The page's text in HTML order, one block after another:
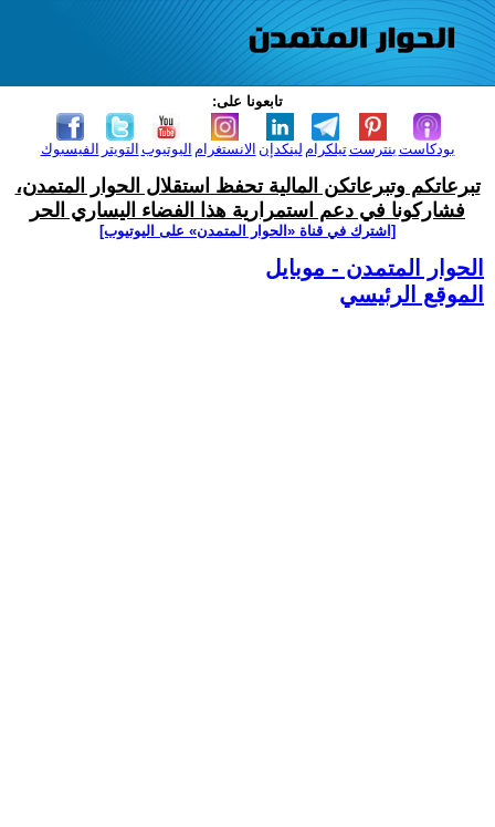
تابعونا على:
الفيسبوك التويتر اليوتيوب الانستغرام لينكدإن تيلكرامبنترست بودكاست
تبرعاتكم وتبرعاتكن المالية تحفظ استقلال الحوار المتمدن،
فشاركونا في دعم استمرارية هذا الفضاء اليساري الحر
[اشترك في قناة ‫«الحوار المتمدن» على اليوتيوب]
الحوار المتمدن - موبايل
الموقع الرئيسي